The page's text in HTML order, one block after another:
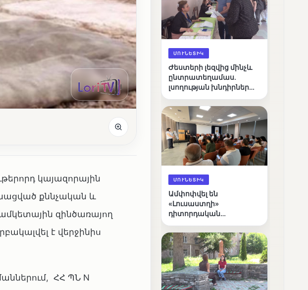
կայազորային
քննչական և
զինծառայող
է վերջինիս
ՀՀ ՊՆ N
ՄՈՒՆԵՏԻԿ
Ժեստերի լեզվից մինչև
ընտրատեղամաս.
լսողության խնդիրներ
ճանապարհը
ՄՈՒՆԵՏԻԿ
Ամփոփվել են
«Լուսաստղի»
դիտորդական
արդյունքները